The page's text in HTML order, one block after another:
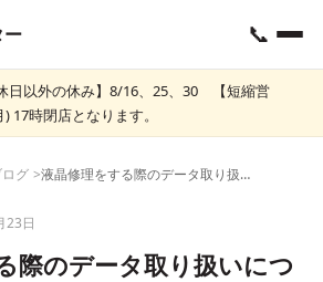
ー 📞
日以外の休み】8/16、25、30 【短縮営
17時閉店となります。
グ 液晶修理をする際のデータ取り扱いについて
23日
際のデータ取り扱いにつ